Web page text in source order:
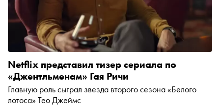
Netflix представил тизер сериала по
«Джентльменам» Гая Ричи
Главную роль сыграл звезда второго сезона «Белого
лотоса» Тео Джеймс